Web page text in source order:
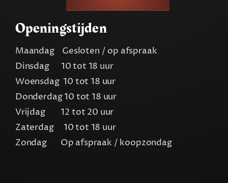
Openingstijden
Maandag Gesloten / op afspraak
Dinsdag 10 tot 18 uur
Woensdag 10 tot 18 uur
Donderdag 10 tot 18 uur
Vrijdag 12 tot 20 uur
Zaterdag 10 tot 18 uur
Zondag Op afspraak / koopzondag